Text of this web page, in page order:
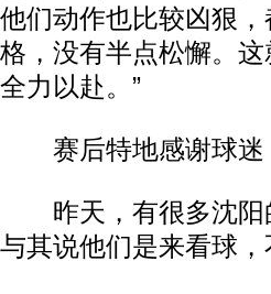
他们动作也比较凶狠
格，没有半点松懈。
全力以赴。”
赛后特地感谢球迷
昨天，有很多沈阳
与其说他们是来看球